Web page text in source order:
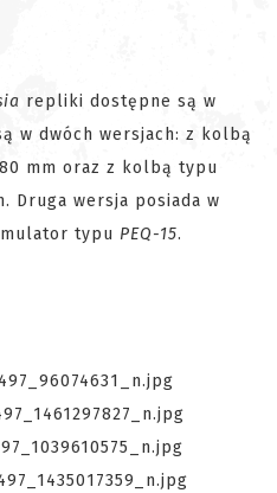
repliki dostępne są w
w dwóch wersjach: z kolbą
mm oraz z kolbą typu
Druga wersja posiada w
typu PEQ-15.